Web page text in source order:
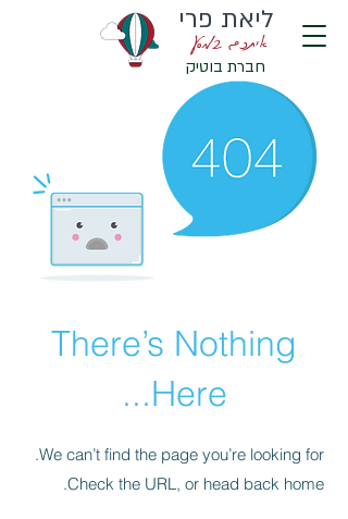
איתכם במסע
ליאת פרי
חברת בוטיק
There’s Nothing
Here...
We can’t find the page you’re looking for.
Check the URL, or head back home.